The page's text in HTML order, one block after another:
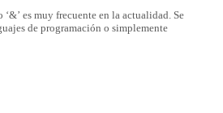
de programación o simplemente